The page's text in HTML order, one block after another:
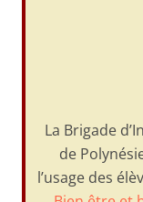
La Brigade
de
l’usage des